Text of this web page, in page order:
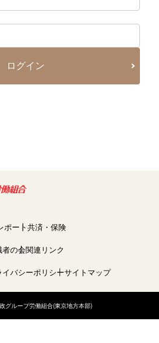
ログイン
ポート共済・保険
者の会関連リンク
イバシーポリシーサイトマップ
グループ労働組合(東京地方本部)